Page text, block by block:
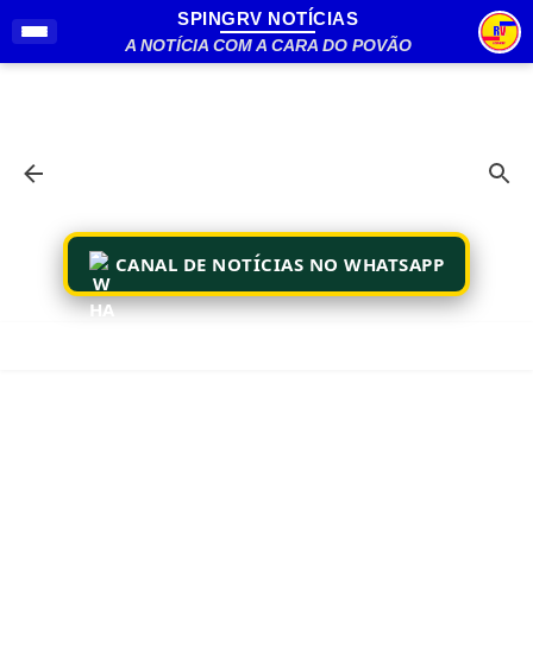
Pular para o conteúdo principal
SPINGRV NOTÍCIAS
A NOTÍCIA COM A CARA DO POVÃO
CANAL DE NOTÍCIAS NO WHATSAPP